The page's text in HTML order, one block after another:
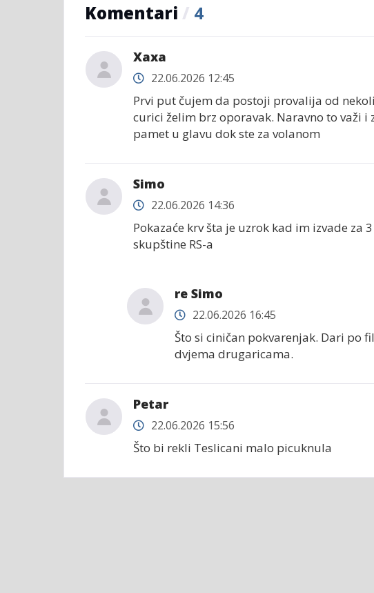
Komentari / 4
Хаха
22.06.2026 12:45
Prvi put čujem da postoji provalija od
curici želim brz oporavak. Naravno to važi
pamet u glavu dok ste za volanom
Simo
22.06.2026 14:36
Pokazaće krv šta je uzrok kad im izvade
skupštine RS-a
re Simo
22.06.2026 16:45
Što si ciničan pokvarenjak. Dari po
dvjema drugaricama.
Petar
22.06.2026 15:56
Što bi rekli Teslicani malo picuknula